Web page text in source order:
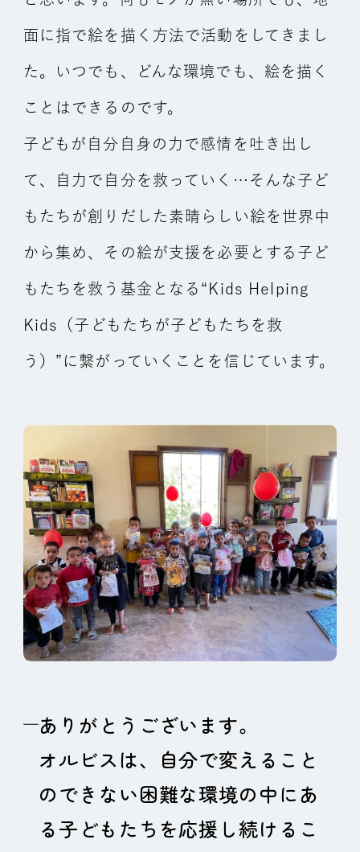
面に指で絵を描く方法で活動をしてきまし
た。いつでも、どんな環境でも、絵を描く
ことはできるのです。
子どもが自分自身の力で感情を吐き出し
て、自力で自分を救っていく…そんな子ど
もたちが創りだした素晴らしい絵を世界中
から集め、その絵が支援を必要とする子ど
もたちを救う基金となる“Kids Helping
Kids（子どもたちが子どもたちを救
う）”に繋がっていくことを信じています。
ありがとうございます。
オルビスは、自分で変えること
のできない困難な環境の中にあ
る子どもたちを応援し続けるこ